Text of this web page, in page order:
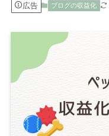
広告 ブログの収益化